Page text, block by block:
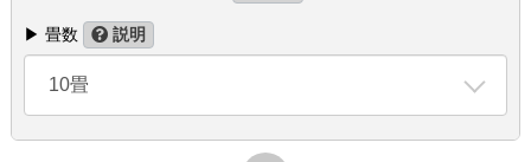
▶ 畳数 説明
10畳